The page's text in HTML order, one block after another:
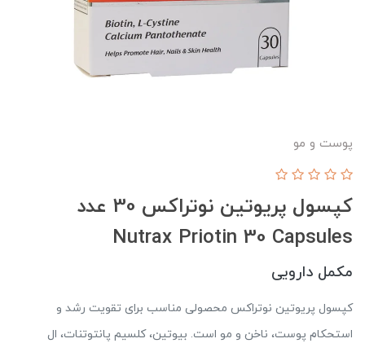
پوست و مو
کپسول پریوتین نوتراکس 30 عدد
Nutrax Priotin 30 Capsules
مکمل دارویی
کپسول پریوتین نوتراکس محصولی مناسب برای تقویت رشد و
استحکام پوست، ناخن و مو است. بیوتین، کلسیم پانتوتنات، ال